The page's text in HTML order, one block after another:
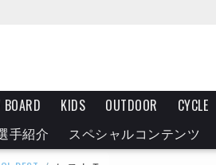
BOARD KIDS OUTDOOR CYCLE
手紹介 スペシャルコンテンツ